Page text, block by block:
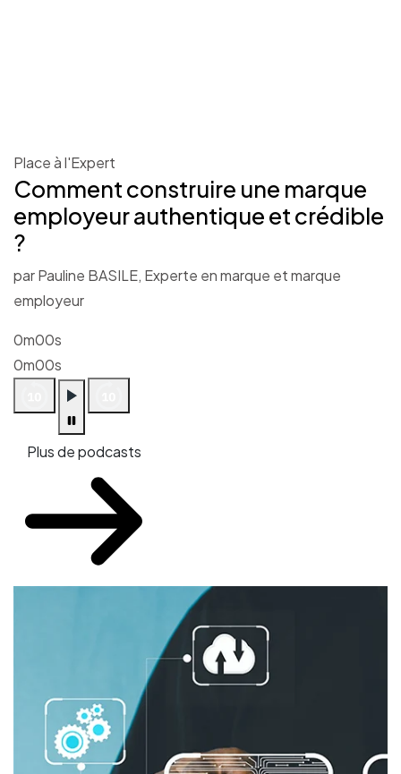
Place à l'Expert
Comment construire une marque
employeur authentique et crédible
?
par Pauline BASILE, Experte en marque et marque
employeur
0m00s
0m00s
Plus de podcasts